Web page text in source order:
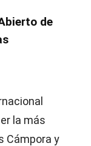
de
la más
Cámpora y